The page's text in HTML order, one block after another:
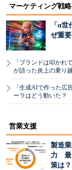
マーケティング戦略
「α
ぜ重
「ブランドは叩か
が語った炎上の乗り
「生成AIで作った
ーラはどう動いた？
営業支援
製造
力 最
策は？